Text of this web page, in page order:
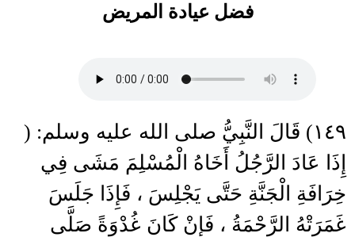
فضل عيادة المريض
١٤٩) قَالَ النَّبِيُّ صلى الله عليه وسلم: (
إِذَا عَادَ الرَّجُلُ أَخَاهُ الْمُسْلِمَ مَشَى فِي
خِرَافَةِ الْجَنَّةِ حَتَّى يَجْلِسَ ، فَإِذَا جَلَسَ
غَمَرَتْهُ الرَّحْمَةُ ، فَإِنْ كَانَ غُدْوَةً صَلَّى